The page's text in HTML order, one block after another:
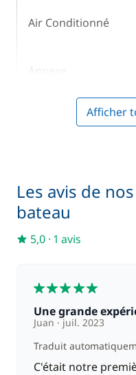
Réfrigérateur
éléctrique
Air Conditionné
Annexe
Générateur
Kayak
Moteur Hors Bord
Nuit à bord la veille
Afficher
Les avis de
bateau
5,0 · 1 avis
Une grande
Juan juil. 2023
Traduit
C'était notre